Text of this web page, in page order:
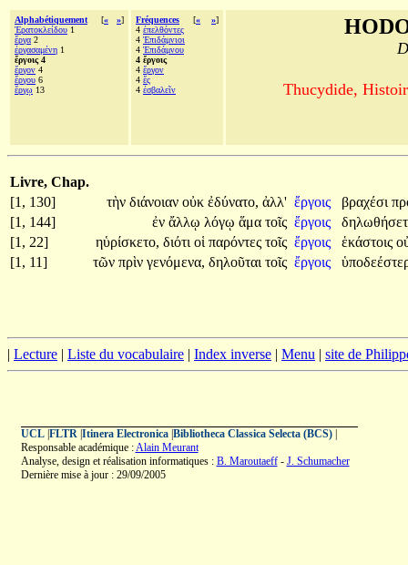
Alphabétiquement [« »]
Ἐρατοκλείδου 1
ἔργα 2
ἐργασαμένη 1
ἔργοις 4
ἔργον 4
ἔργου 6
ἔργῳ 13
Fréquences [« »]
4 ἐπελθόντες
4 Ἐπιδάμνιοι
4 Ἐπιδάμνου
4 ἔργοις
4 ἔργον
4 ἔς
4 ἐσβαλεῖν Thucydide,
Livre, Chap.
[1, 130]
τὴν διάνοιαν οὐκ ἐδύνατο, ἀλλ' ἔργοις βραχέσι
[1, 144]
ἐν ἄλλῳ λόγῳ ἅμα τοῖς ἔργοις
[1, 22]
ηὑρίσκετο, διότι οἱ παρόντες τοῖς ἔργοις ἑκάστοις
[1, 11]
τῶν πρὶν γενόμενα, δηλοῦται τοῖς ἔργοις
| Lecture | Liste du vocabulaire | Index inverse | Menu | site de
UCL| FLTR| Itinera Electronica| Bibliotheca Classica Selecta (BCS)|
Responsable académique :Alain Meurant
Analyse, design et réalisation informatiques : B. Maroutaeff- J. Schumacher
Dernière mise à jour : 29/09/2005